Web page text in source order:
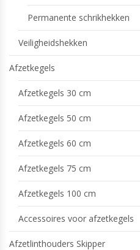
Permanente schrikhekken
Veiligheidshekken
Afzetkegels
Afzetkegels 30 cm
Afzetkegels 50 cm
Afzetkegels 60 cm
Afzetkegels 75 cm
Afzetkegels 100 cm
Accessoires voor afzetkegels
Afzetlinthouders Skipper